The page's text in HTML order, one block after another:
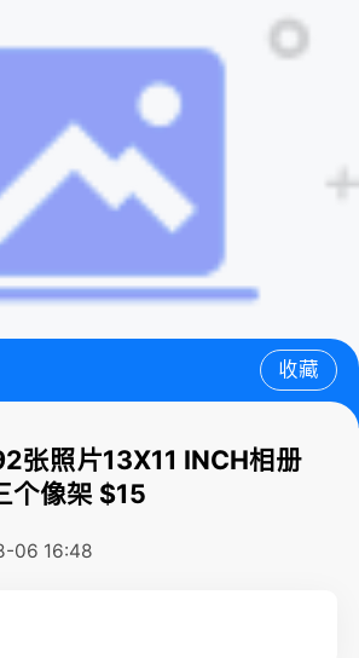
收藏
张照片13X11 INCH相册
个像架 $15
06 16:48